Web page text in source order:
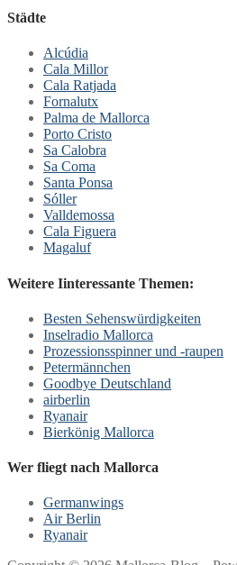
Städte
Alcúdia
Cala Millor
Cala Ratjada
Fornalutx
Palma de Mallorca
Porto Cristo
Sa Calobra
Sa Coma
Santa Ponsa
Sóller
Valldemossa
Cala Figuera
Magaluf
Weitere Iinteressante Themen:
Besten Sehenswürdigkeiten
Inselradio Mallorca
Prozessionsspinner und -raupen
Petermännchen
Goodbye Deutschland
airberlin
Ryanair
Bierkönig Mallorca
Wer fliegt nach Mallorca
Germanwings
Air Berlin
Ryanair